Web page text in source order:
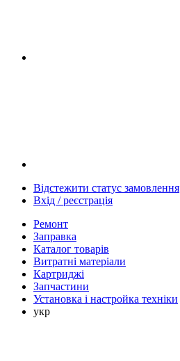
Відстежити статус замовлення
Вхід / реєстрація
Ремонт
Заправка
Каталог товарів
Витратні матеріали
Картриджі
Запчастини
Установка і настройка техніки
укр